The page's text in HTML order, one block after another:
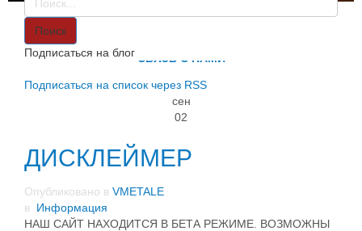
СВЯЗЬ С НАМИ
Поиск
Подписаться на блог
Подписаться на список через RSS
сен
02
ДИСКЛЕЙМЕР
Опубликовано в VMETALE
в Информация
НАШ САЙТ НАХОДИТСЯ В БЕТА РЕЖИМЕ. ВОЗМОЖНЫ